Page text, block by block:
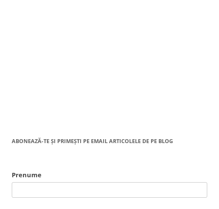
ABONEAZĂ-TE ȘI PRIMEȘTI PE EMAIL ARTICOLELE DE PE BLOG
Prenume